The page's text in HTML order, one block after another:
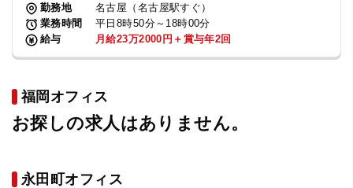
勤務地
名古屋（名古屋駅すぐ）
業務時間
平日8時50分～18時00分
給与
月給23万2000円＋賞与年2回
福岡オフィス
お探しの求人はありません。
永田町オフィス